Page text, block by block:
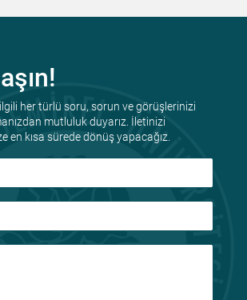
her türlü soru, sorun ve görüşlerinizi
mutluluk duyarız. İletinizi
en kısa sürede dönüş yapacağız.